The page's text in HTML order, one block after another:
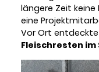
längere Zeit
eine
Vor Ort
Fleischresten im